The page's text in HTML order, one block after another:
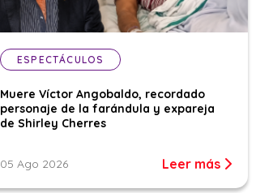
ESPECTÁCULOS
Muere Víctor Angobaldo, recordado
personaje de la farándula y expareja
de Shirley Cherres
05 Ago 2026 Leer más